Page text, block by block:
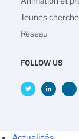
Jeunes
Réseau
FOLLOW US